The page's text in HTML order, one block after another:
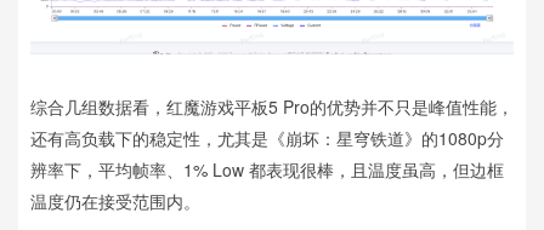
综合几组数据看，红魔游戏平板5 Pro的优势并不只是峰值性能，
还有高负载下的稳定性，尤其是《崩坏：星穹铁道》的1080p分
辨率下，平均帧率、1% Low 都表现很棒，且温度虽高，但边框
温度仍在接受范围内。